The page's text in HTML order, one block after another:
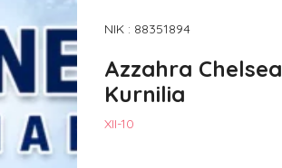
NIK : 88351894
Azzahra Chelsea
Kurnilia
XII-10